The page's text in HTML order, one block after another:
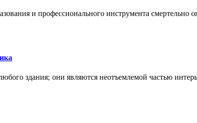
и профессионального инструмента смертельно
здания; они являются неотъемлемой частью